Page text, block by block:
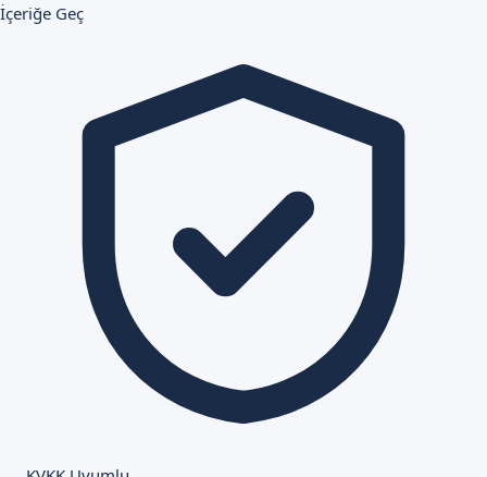
İçeriğe Geç